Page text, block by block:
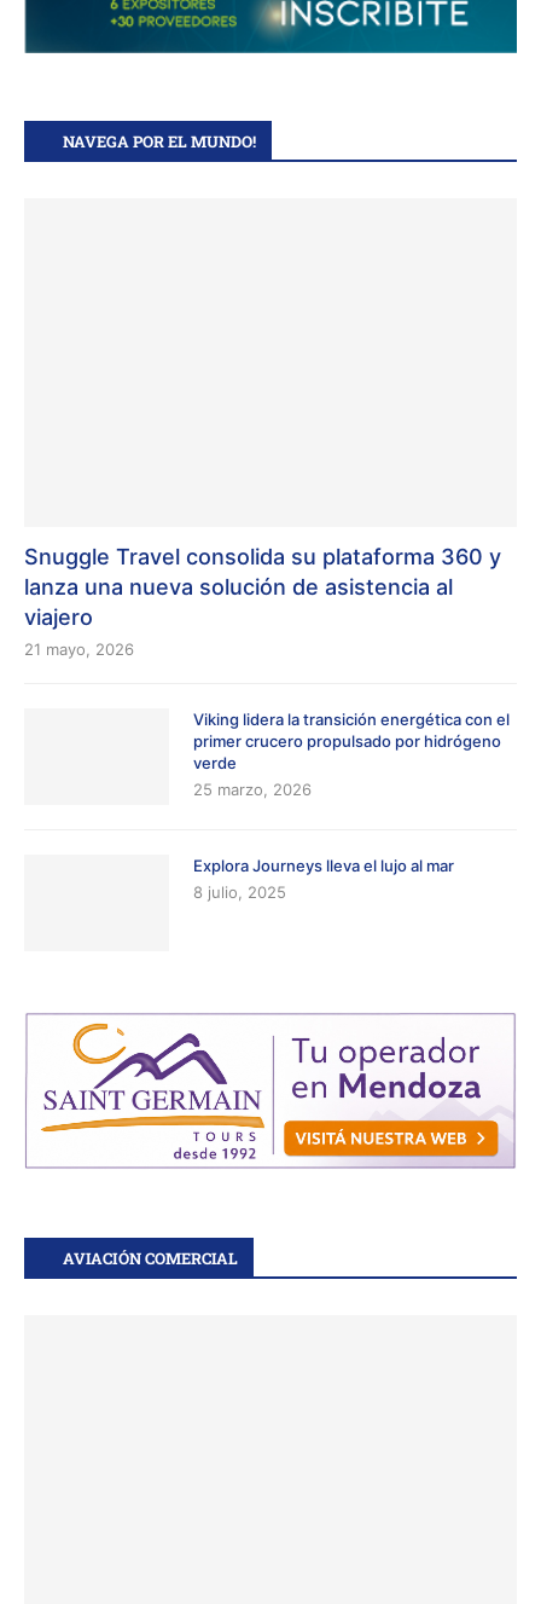
NAVEGA POR EL MUNDO!
Snuggle Travel consolida su plataforma 360 y
lanza una nueva solución de asistencia al
viajero
21 mayo, 2026
Viking lidera la transición energética con el
primer crucero propulsado por hidrógeno
verde
25 marzo, 2026
Explora Journeys lleva el lujo al mar
8 julio, 2025
AVIACIÓN COMERCIAL